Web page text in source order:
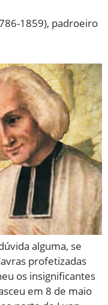
1859), padroeiro
alguma, se
profetizadas
os insignificantes
em 8 de maio